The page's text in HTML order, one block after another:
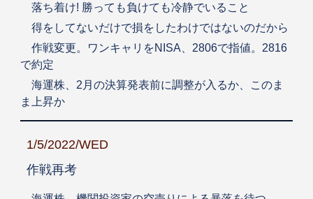
落ち着け! 勝っても負けても冷静でいること
得をしてないだけで損をしたわけではないのだから
作戦変更。ワンキャリをNISA、2806で指値。2816
で約定
海運株、2月の決算発表前に調整が入るか、このま
ま上昇か
1/5/2022/WED
作戦再考